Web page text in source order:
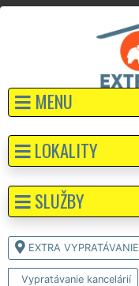
MENU
EXTRA
Vypratávanie kancelárií
LOKALITY
SLUŽBY